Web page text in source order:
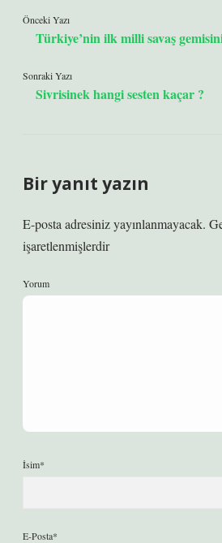
Önceki Yazı
Türkiye’nin ilk milli savaş
Sonraki Yazı
Sivrisinek hangi sesten kaçar ?
Bir yanıt yazın
E-posta adresiniz yayınlanmayacak.
işaretlenmişlerdir
Yorum
İsim*
E-Posta*